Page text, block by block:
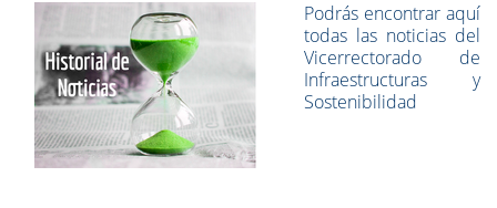
Podrás encontrar aquí
todas las noticias del
Vicerrectorado de
Infraestructuras y
Sostenibilidad